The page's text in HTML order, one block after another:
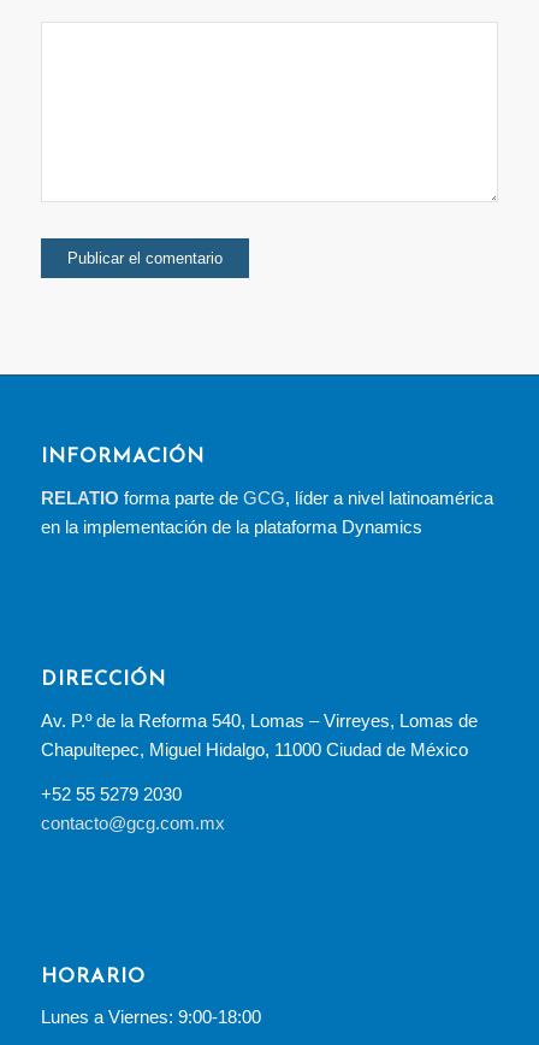
INFORMACIÓN
RELATIO forma parte de GCG, líder a nivel latinoamérica
en la implementación de la plataforma Dynamics
DIRECCIÓN
Av. P.º de la Reforma 540, Lomas – Virreyes, Lomas de
Chapultepec, Miguel Hidalgo, 11000 Ciudad de México
+52 55 5279 2030
contacto@gcg.com.mx
HORARIO
Lunes a Viernes: 9:00-18:00